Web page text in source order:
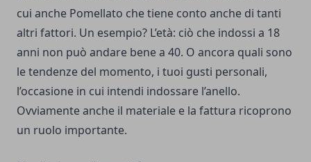
cui anche Pomellato che tiene conto anche di tanti
altri fattori. Un esempio? L’età: ciò che indossi a 18
anni non può andare bene a 40. O ancora quali sono
le tendenze del momento, i tuoi gusti personali,
l’occasione in cui intendi indossare l’anello.
Ovviamente anche il materiale e la fattura ricoprono
un ruolo importante.